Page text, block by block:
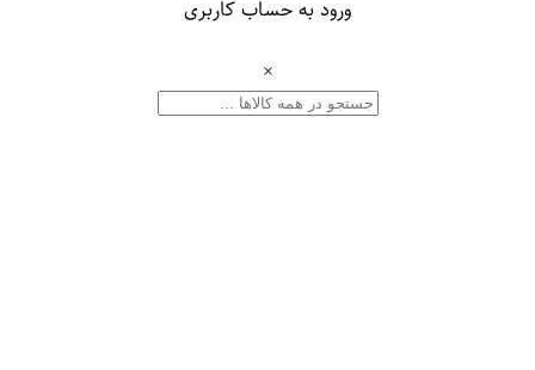
ورود به حساب کاربری
×